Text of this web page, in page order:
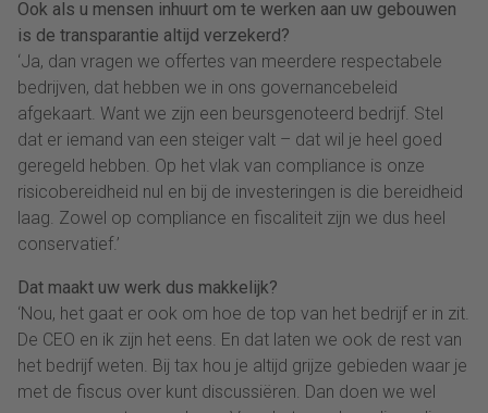
Ook als u mensen inhuurt om te werken aan uw gebouwen
is de transparantie altijd verzekerd?
‘Ja, dan vragen we offertes van meerdere respectabele
bedrijven, dat hebben we in ons governancebeleid
afgekaart. Want we zijn een beursgenoteerd bedrijf. Stel
dat er iemand van een steiger valt – dat wil je heel goed
geregeld hebben. Op het vlak van compliance is onze
risicobereidheid nul en bij de investeringen is die bereidheid
laag. Zowel op compliance en fiscaliteit zijn we dus heel
conservatief.’
Dat maakt uw werk dus makkelijk?
‘Nou, het gaat er ook om hoe de top van het bedrijf er in zit.
De CEO en ik zijn het eens. En dat laten we ook de rest van
het bedrijf weten. Bij tax hou je altijd grijze gebieden waar je
met de fiscus over kunt discussiëren. Dan doen we wel